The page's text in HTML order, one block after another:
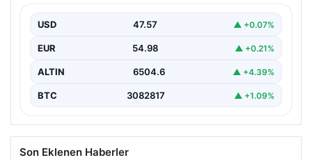
2026 yılı Kurban Bayramı'nın yaklaşmasıyla birlikte,
ikramiyelerinin ne…
USD 47.57 ▲ +0.07%
EUR 54.98 ▲ +0.21%
ALTIN 6504.6 ▲ +4.39%
BTC 3082817 ▲ +1.09%
Son Eklenen Haberler